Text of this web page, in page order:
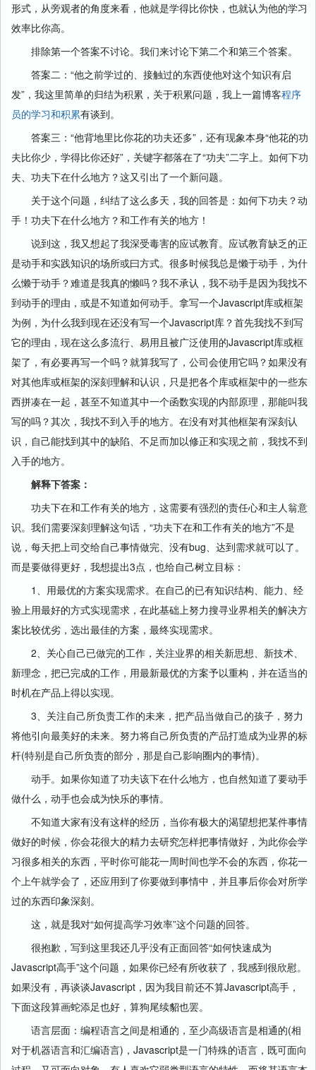
形式，从旁观者的角度来看，他就是学得比你快，也就认为他的学习
效率比你高。
排除第一个答案不讨论。我们来讨论下第二个和第三个答案。
答案二：“他之前学过的、接触过的东西使他对这个知识有启
发”，我这里简单的归结为积累，关于积累问题，我上一篇博客程序
员的学习和积累有谈到。
答案三：“他背地里比你花的功夫还多”，还有现象本身“他花的功
夫比你少，学得比你还好”，关键字都落在了“功夫”二字上。如何下功
夫、功夫下在什么地方？这又引出了一个新问题。
关于这个问题，纠结了这么多天，我的回答是：如何下功夫？动
手！功夫下在什么地方？和工作有关的地方！
说到这，我又想起了我深受毒害的应试教育。应试教育缺乏的正
是动手和实践知识的场所或曰方式。很多时候我总是懒于动手，为什
么懒于动手？难道是我真的懒吗？我不承认，我不动手是因为我找不
到动手的理由，或是不知道如何动手。拿写一个Javascript库或框架
为例，为什么我到现在还没有写一个Javascript库？首先我找不到写
它的理由，现在这么多流行、易用且被广泛使用的Javascript库或框
架了，有必要再写一个吗？就算我写了，公司会使用它吗？如果没有
对其他库或框架的深刻理解和认识，只是把各个库或框架中的一些东
西拼凑在一起，甚至不知道其中一个函数实现的内部原理，那能叫我
写的吗？其次，我找不到入手的地方。在没有对其他框架有深刻认
识，自己能找到其中的缺陷、不足而加以修正和实现之前，我找不到
入手的地方。
解释下答案：
功夫下在和工作有关的地方，这需要有强烈的责任心和主人翁意
识。我们需要深刻理解这句话，“功夫下在和工作有关的地方”不是
说，每天把上司交给自己事情做完、没有bug、达到需求就可以了。
而是要做得更好，我想提出3点，也给自己树立目标：
1、用最优的方案实现需求。在自己的已有知识结构、能力、经
验上用最好的方式实现需求，在此基础上努力搜寻业界相关的解决方
案比较优劣，选出最佳的方案，最终实现需求。
2、关心自己已做完的工作，关注业界的相关新思想、新技术、
新理念，把已完成的工作，用最新最优的方案予以重构，并在适当的
时机在产品上得以实现。
3、关注自己所负责工作的未来，把产品当做自己的孩子，努力
将他引向最美好的未来。努力将自己所负责的产品打造成为业界的标
杆(特别是自己所负责的部分，那是自己影响圈内的事情)。
动手。如果你知道了功夫该下在什么地方，也自然知道了要动手
做什么，动手也会成为快乐的事情。
不知道大家有没有这样的经历，当你有极大的渴望想把某件事情
做好的时候，你会花很大的精力去研究怎样把事情做好，为此你会学
习很多相关的东西，平时你可能花一周时间也学不会的东西，你花一
个上午就学会了，还应用到了你要做到事情中，并且事后你会对所学
过的东西印象深刻。
这，就是我对“如何提高学习效率”这个问题的回答。
很抱歉，写到这里我还几乎没有正面回答“如何快速成为
Javascript高手”这个问题，如果你已经有所收获了，我感到很欣慰。
如果没有，再谈谈Javascript，因为我目前还不算Javascript高手，
下面这段算画蛇添足也好，算狗尾续貂也罢。
语言层面：编程语言之间是相通的，至少高级语言是相通的(相
对于机器语言和汇编语言)，Javascript是一门特殊的语言，既可面向